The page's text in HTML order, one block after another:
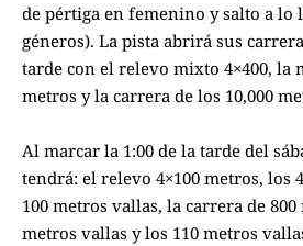
de pértiga en femenino y salto a lo
géneros). La pista abrirá sus
tarde con el relevo mixto 4×400, la
metros y la carrera de los 10,000
Al marcar la 1:00 de la tarde del
tendrá: el relevo 4×100 metros, los
100 metros vallas, la carrera de 800
metros vallas y los 110 metros